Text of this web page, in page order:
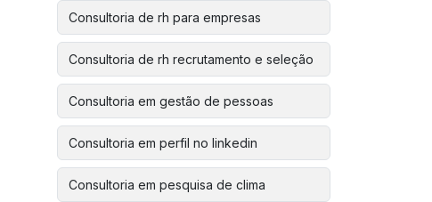
Consultoria de rh para empresas
Consultoria de rh recrutamento e seleção
Consultoria em gestão de pessoas
Consultoria em perfil no linkedin
Consultoria em pesquisa de clima